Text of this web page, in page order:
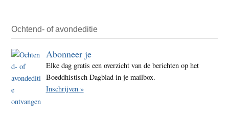
Ochtend- of avondeditie
Abonneer je
Elke dag gratis een overzicht van de berichten op het
Boeddhistisch Dagblad in je mailbox.
Inschrijven »